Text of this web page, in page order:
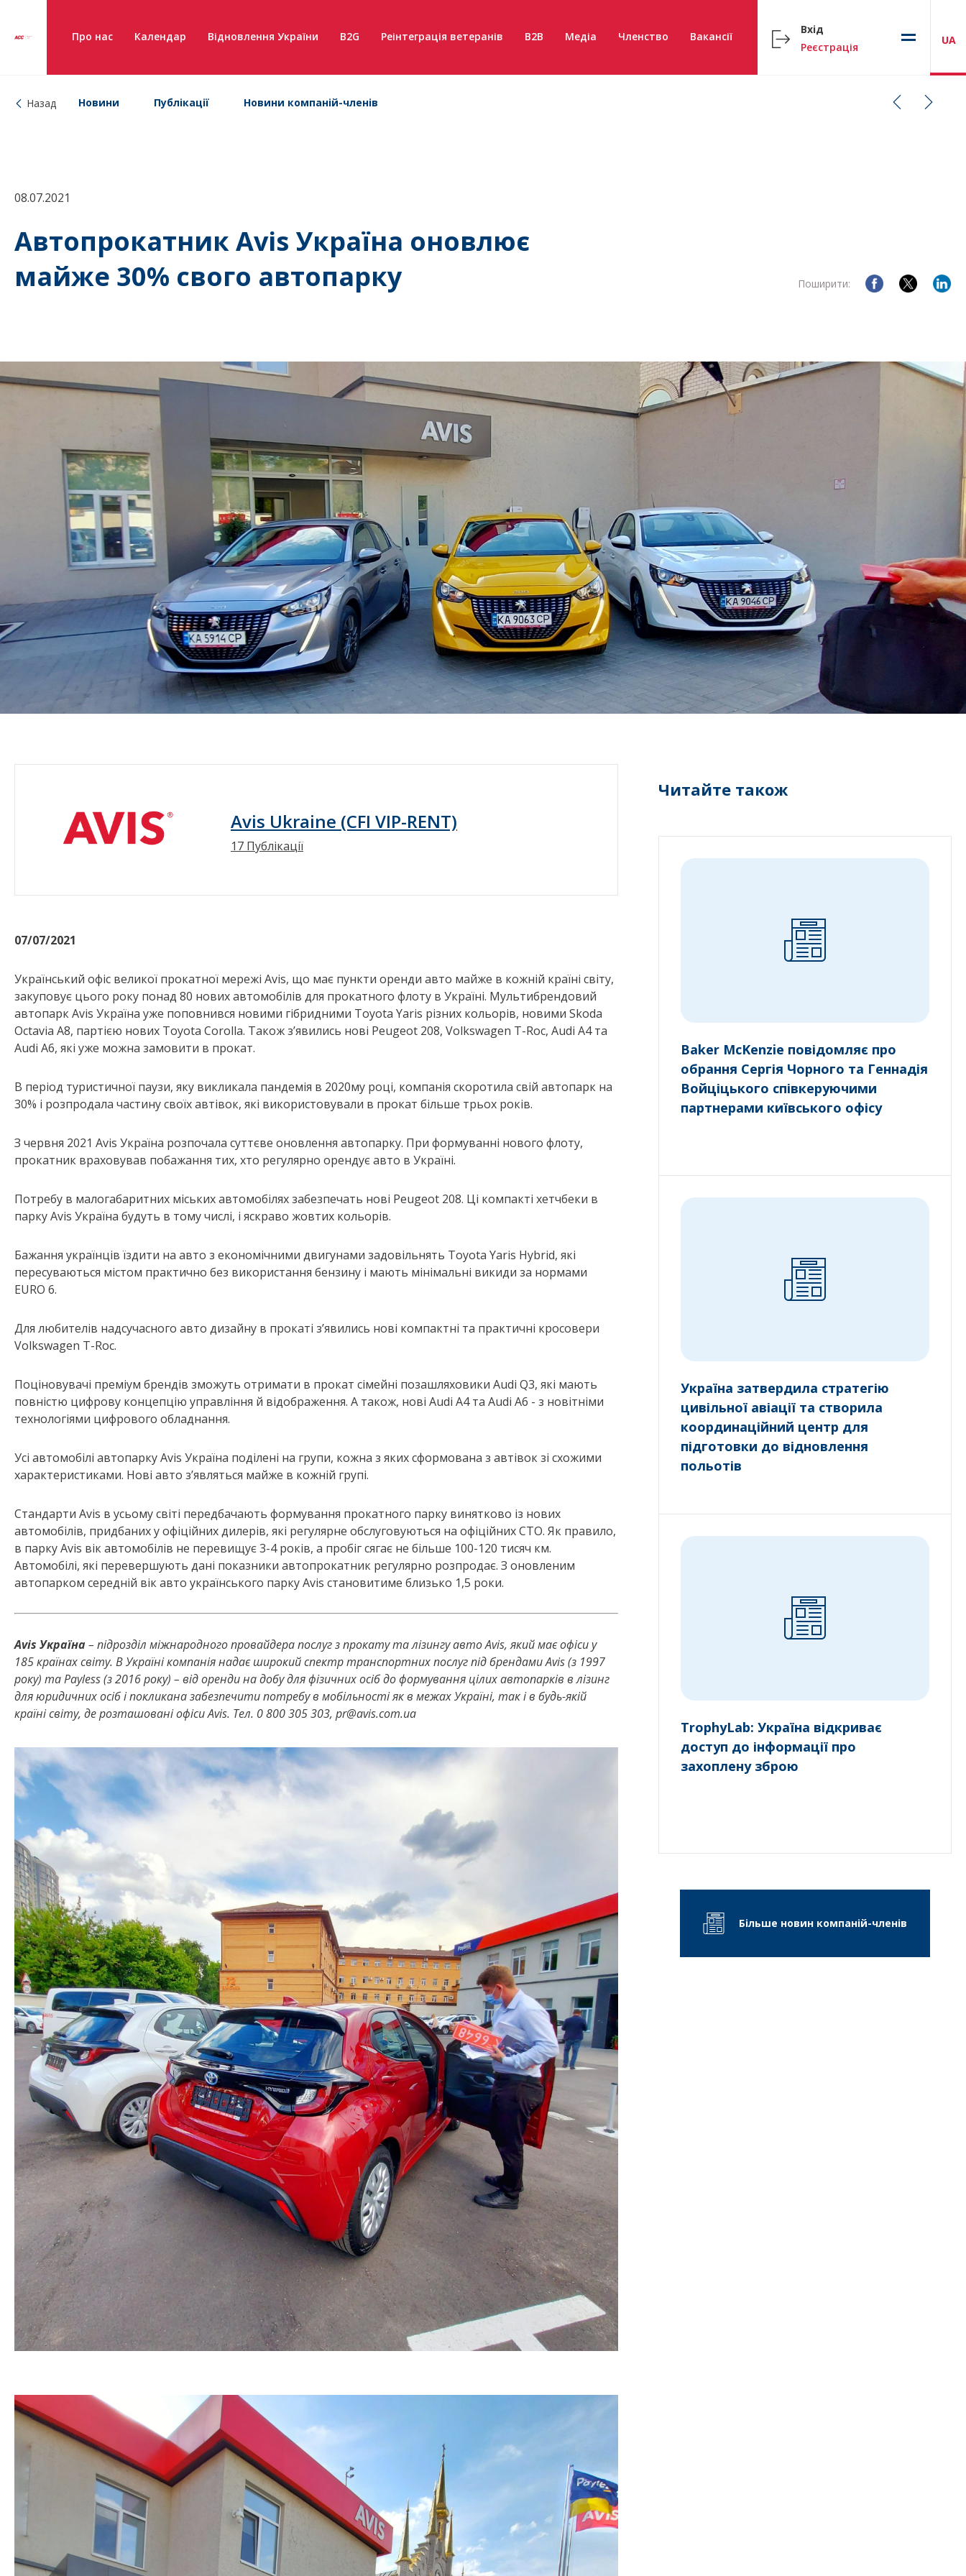
Про нас Календар Відновлення України B2G Реінтеграція ветеранів B2B Медіа Членство Вакансії
Вхід
Реєстрація
UA
Назад Новини Публікації Новини компаній-членів
08.07.2021
Автопрокатник Avis Україна оновлює
майже 30% свого автопарку
Поширити:
Avis Ukraine (CFI VIP-RENT)
17 Публікації
07/07/2021
Український офіс великої прокатної мережі Avis, що має пункти оренди авто майже в кожній країні світу,
закуповує цього року понад 80 нових автомобілів для прокатного флоту в Україні. Мультибрендовий
автопарк Avis Україна уже поповнився новими гібридними Toyota Yaris різних кольорів, новими Skoda
Octavia А8, партією нових Toyota Corolla. Також з’явились нові Peugeot 208, Volkswagen T-Roc, Audi A4 та
Audi A6, які уже можна замовити в прокат.
В період туристичної паузи, яку викликала пандемія в 2020му році, компанія скоротила свій автопарк на
30% і розпродала частину своїх автівок, які використовували в прокат більше трьох років.
З червня 2021 Avis Україна розпочала суттєве оновлення автопарку. При формуванні нового флоту,
прокатник враховував побажання тих, хто регулярно орендує авто в Україні.
Потребу в малогабаритних міських автомобілях забезпечать нові Peugeot 208. Ці компакті хетчбеки в
парку Avis Україна будуть в тому числі, і яскраво жовтих кольорів.
Бажання українців їздити на авто з економічними двигунами задовільнять Toyota Yaris Hybrid, які
пересуваються містом практично без використання бензину і мають мінімальні викиди за нормами
EURO 6.
Для любителів надсучасного авто дизайну в прокаті з’явились нові компактні та практичні кросовери
Volkswagen T-Roc.
Поціновувачі преміум брендів зможуть отримати в прокат сімейні позашляховики Audi Q3, які мають
повністю цифрову концепцію управління й відображення. А також, нові Audi A4 та Audi A6 - з новітніми
технологіями цифрового обладнання.
Усі автомобілі автопарку Avis Україна поділені на групи, кожна з яких сформована з автівок зі схожими
характеристиками. Нові авто з’являться майже в кожній групі.
Стандарти Avis в усьому світі передбачають формування прокатного парку винятково із нових
автомобілів, придбаних у офіційних дилерів, які регулярне обслуговуються на офіційних СТО. Як правило,
в парку Avis вік автомобілів не перевищує 3-4 років, а пробіг сягає не більше 100-120 тисяч км.
Автомобілі, які перевершують дані показники автопрокатник регулярно розпродає. З оновленим
автопарком середній вік авто українського парку Avis становитиме близько 1,5 роки.
Avis Україна– підрозділ міжнародного провайдера послуг з прокату та лізингу авто Avis, який має офіси у
185 країнах світу. В Україні компанія надає широкий спектр транспортних послуг під брендами Avis (з 1997
року) та Payless (з 2016 року) – від оренди на добу для фізичних осіб до формування цілих автопарків в лізинг
для юридичних осіб і покликана забезпечити потребу в мобільності як в межах Україні, так і в будь-якій
країні світу, де розташовані офіси Avis. Тел. 0 800 305 303, pr@avis.com.ua
Читайте також
Baker McKenzie повідомляє про
обрання Сергія Чорного та Геннадія
Войціцького співкеруючими
партнерами київського офісу
Україна затвердила стратегію
цивільної авіації та створила
координаційний центр для
підготовки до відновлення
польотів
TrophyLab: Україна відкриває
доступ до інформації про
захоплену зброю
Більше новин компаній-членів